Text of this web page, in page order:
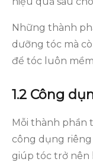
Những thành
dưỡng tóc mà
để tóc luôn
1.2 Công
Mỗi thành phần
công dụng
giúp tóc trở nên